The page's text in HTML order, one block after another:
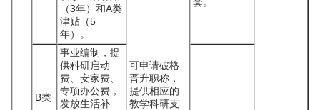
（3年）和A类
津贴（5
年）。
可申请破格
晋升职称，
提供相应的
教学科研支
B类
事业编制，提
供科研启动
费、安家费、
专项办公费，
发放生活补